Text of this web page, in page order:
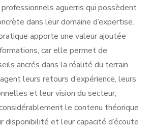
aguerris qui possèdent
dans leur domaine d’expertise.
apporte une valeur ajoutée
car elle permet de
ancrés dans la réalité du terrain.
leurs retours d’expérience, leurs
et leur vision du secteur,
le contenu théorique
disponibilité et leur capacité d’écoute